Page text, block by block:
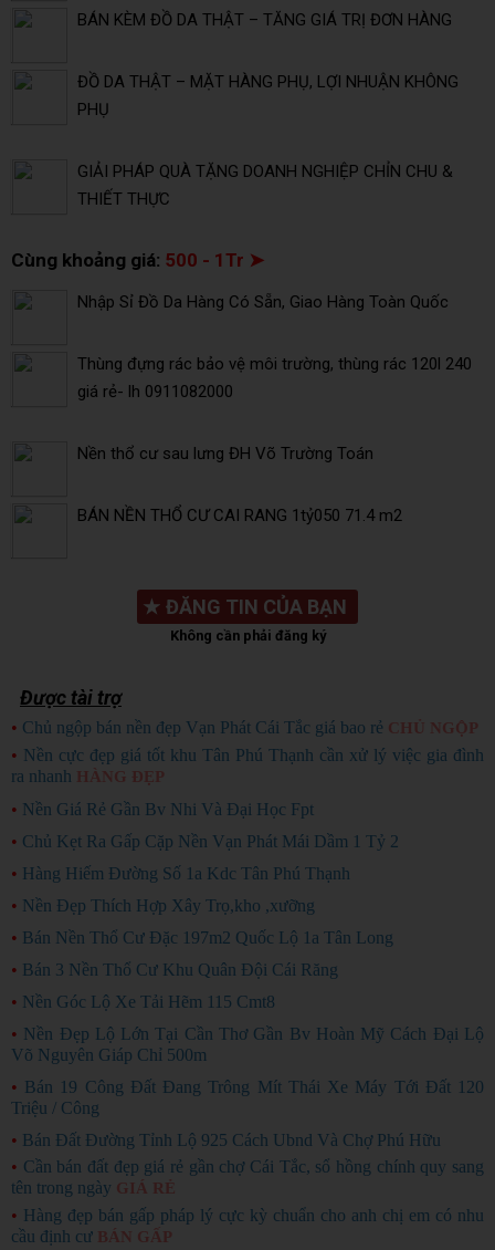
BÁN KÈM ĐỒ DA THẬT – TĂNG GIÁ TRỊ ĐƠN HÀNG
ĐỒ DA THẬT – MẶT HÀNG PHỤ, LỢI NHUẬN KHÔNG
PHỤ
GIẢI PHÁP QUÀ TẶNG DOANH NGHIỆP CHỈN CHU &
THIẾT THỰC
Cùng khoảng giá: 500 - 1Tr ➤
Nhập Sỉ Đồ Da Hàng Có Sẵn, Giao Hàng Toàn Quốc
Thùng đựng rác bảo vệ môi trường, thùng rác 120l 240
giá rẻ- lh 0911082000
Nền thổ cư sau lưng ĐH Võ Trường Toán
BÁN NỀN THỔ CƯ CAI RANG 1tỷ050 71.4 m2
★ ĐĂNG TIN CỦA BẠN
Không cần phải đăng ký
Được tài trợ
• Chủ ngộp bán nền đẹp Vạn Phát Cái Tắc giá bao rẻ CHỦ NGỘP
• Nền cực đẹp giá tốt khu Tân Phú Thạnh cần xử lý việc gia đình
ra nhanh HÀNG ĐẸP
• Nền Giá Rẻ Gần Bv Nhi Và Đại Học Fpt
• Chủ Kẹt Ra Gấp Cặp Nền Vạn Phát Mái Dầm 1 Tỷ 2
• Hàng Hiếm Đường Số 1a Kdc Tân Phú Thạnh
• Nền Đẹp Thích Hợp Xây Trọ,kho ,xưỡng
• Bán Nền Thổ Cư Đặc 197m2 Quốc Lộ 1a Tân Long
• Bán 3 Nền Thổ Cư Khu Quân Đội Cái Răng
• Nền Góc Lộ Xe Tải Hẽm 115 Cmt8
• Nền Đẹp Lộ Lớn Tại Cần Thơ Gần Bv Hoàn Mỹ Cách Đại Lộ
Võ Nguyên Giáp Chỉ 500m
• Bán 19 Công Đất Đang Trông Mít Thái Xe Máy Tới Đất 120
Triệu / Công
• Bán Đất Đường Tỉnh Lộ 925 Cách Ubnd Và Chợ Phú Hữu
• Cần bán đất đẹp giá rẻ gần chợ Cái Tắc, sổ hồng chính quy sang
tên trong ngày GIÁ RẺ
• Hàng đẹp bán gấp pháp lý cực kỳ chuẩn cho anh chị em có nhu
cầu định cư BÁN GẤP